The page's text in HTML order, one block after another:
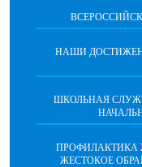
НАШИ
ШКОЛЬНАЯ
ПРОФИЛАКТИКА
ЖЕСТОКОЕ